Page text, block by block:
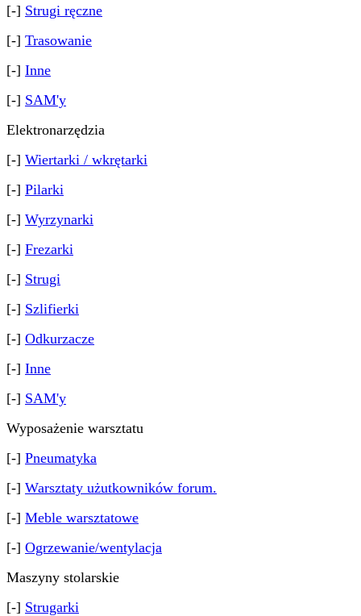
[-] Strugi ręczne
[-] Trasowanie
[-] Inne
[-] SAM'y
Elektronarzędzia
[-] Wiertarki / wkrętarki
[-] Pilarki
[-] Wyrzynarki
[-] Frezarki
[-] Strugi
[-] Szlifierki
[-] Odkurzacze
[-] Inne
[-] SAM'y
Wyposażenie warsztatu
[-] Pneumatyka
[-] Warsztaty użutkowników forum.
[-] Meble warsztatowe
[-] Ogrzewanie/wentylacja
Maszyny stolarskie
[-] Strugarki